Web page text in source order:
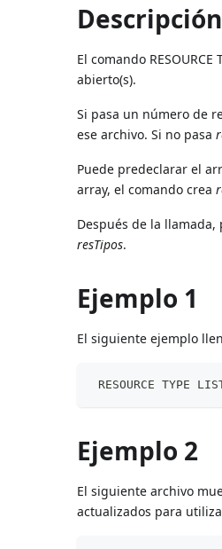
Descripción
El comando
abierto(s).
Si pasa un número de
ese archivo. Si no pasa
Puede predeclarar el
array, el comando crea
Después de la
resTipos.
Ejemplo 1
El siguiente ejemplo
RESOURCE TYPE
Ejemplo 2
El siguiente archivo
actualizados para